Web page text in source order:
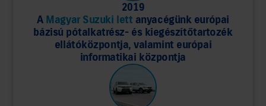
2019
A Magyar Suzuki lett anyacégünk európai
bázisú pótalkatrész- és kiegészítőtartozék
ellátóközpontja, valamint európai
informatikai központja